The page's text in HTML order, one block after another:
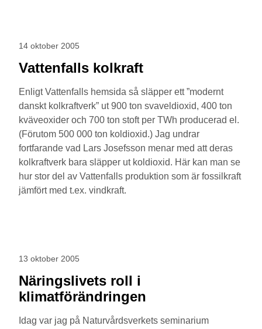
14 oktober 2005
Vattenfalls kolkraft
Enligt Vattenfalls hemsida så släpper ett ”modernt
danskt kolkraftverk” ut 900 ton svaveldioxid, 400 ton
kväveoxider och 700 ton stoft per TWh producerad el.
(Förutom 500 000 ton koldioxid.) Jag undrar
fortfarande vad Lars Josefsson menar med att deras
kolkraftverk bara släpper ut koldioxid. Här kan man se
hur stor del av Vattenfalls produktion som är fossilkraft
jämfört med t.ex. vindkraft.
13 oktober 2005
Näringslivets roll i
klimatförändringen
Idag var jag på Naturvårdsverkets seminarium